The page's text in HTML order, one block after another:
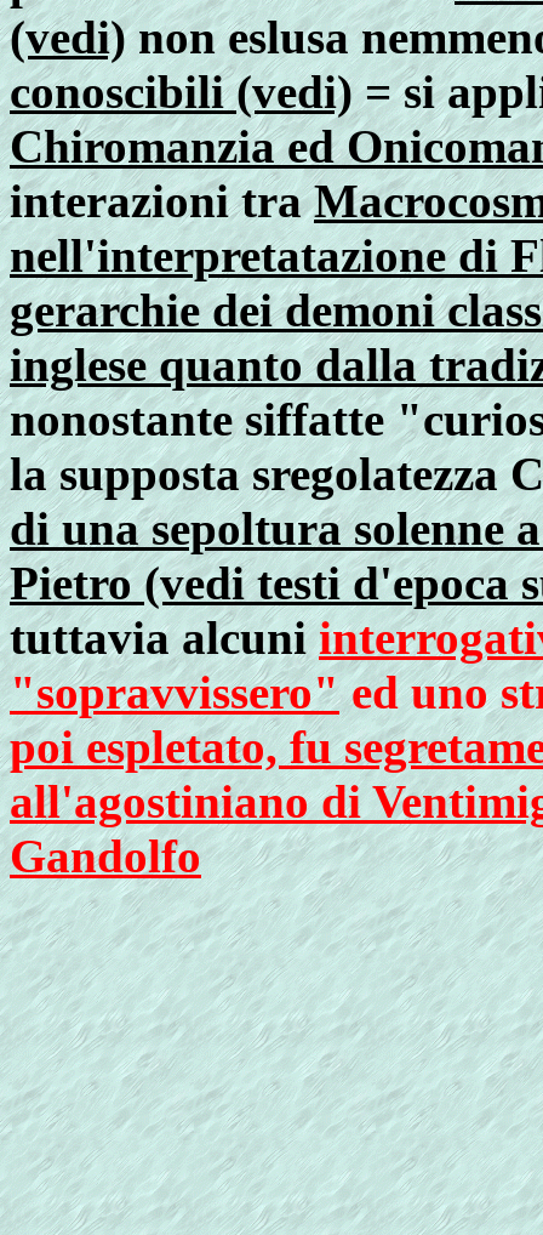
(vedi)non eslusa
conoscibili (vedi)= si
Chiromanzia ed
interazioni tra
nell'interpretatazione di
gerarchie dei demoni
inglese quanto dalla
nonostante siffatte
la supposta sregolatezza
di una sepoltura solenne
Pietro (vedi testi d'epoca
tuttavia alcuni
"sopravvissero"ed uno
poi espletato, fu
all'agostiniano di
Gandolfo